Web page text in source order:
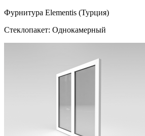
Фурнитура Elementis (Турция)
Стеклопакет: Однокамерный